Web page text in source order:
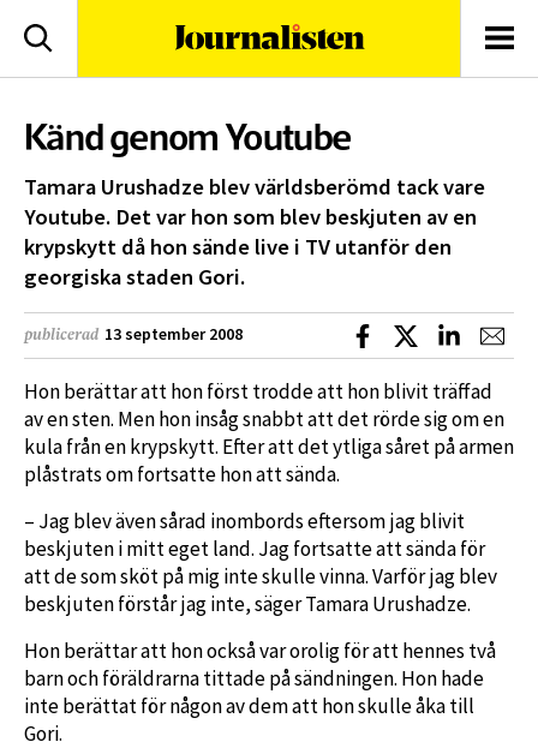
Sök
Känd genom Youtube
Tamara Urushadze blev världsberömd tack vare
Youtube. Det var hon som blev beskjuten av en
krypskytt då hon sände live i TV utanför den
georgiska staden Gori.
publicerad 13 september 2008 Dela på Facebook
Dela på XDela på
Hon berättar att hon först trodde att hon blivit träffad
av en sten. Men hon insåg snabbt att det rörde sig om en
kula från en krypskytt. Efter att det ytliga såret på armen
plåstrats om fortsatte hon att sända.
– Jag blev även sårad inombords eftersom jag blivit
beskjuten i mitt eget land. Jag fortsatte att sända för
att de som sköt på mig inte skulle vinna. Varför jag blev
beskjuten förstår jag inte, säger Tamara Urushadze.
Hon berättar att hon också var orolig för att hennes två
barn och föräldrarna tittade på sändningen. Hon hade
inte berättat för någon av dem att hon skulle åka till
Gori.